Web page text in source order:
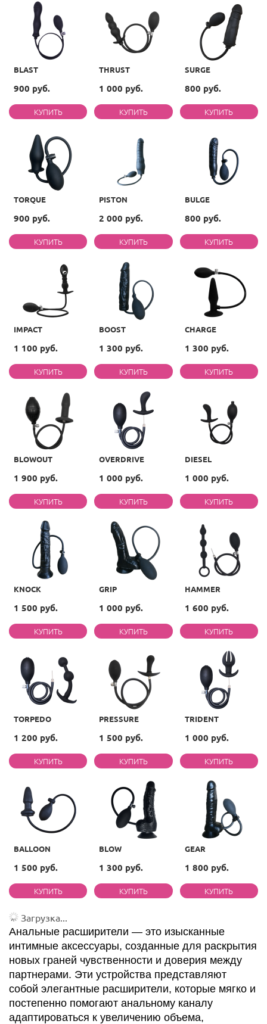
BLAST
900 руб.
THRUST
1 000 руб.
SURGE
800 руб.
TORQUE
900 руб.
PISTON
2 000 руб.
BULGE
800 руб.
IMPACT
1 100 руб.
BOOST
1 300 руб.
CHARGE
1 300 руб.
BLOWOUT
1 900 руб.
OVERDRIVE
1 000 руб.
DIESEL
1 000 руб.
KNOCK
1 500 руб.
GRIP
1 000 руб.
HAMMER
1 600 руб.
TORPEDO
1 200 руб.
PRESSURE
1 500 руб.
TRIDENT
1 000 руб.
BALLOON
1 500 руб.
BLOW
1 300 руб.
GEAR
1 800 руб.
Загрузка...
Анальные расширители — это изысканные
интимные аксессуары, созданные для раскрытия
новых граней чувственности и доверия между
партнерами. Эти устройства представляют
собой элегантные расширители, которые мягко и
постепенно помогают анальному каналу
адаптироваться к увеличению объема,